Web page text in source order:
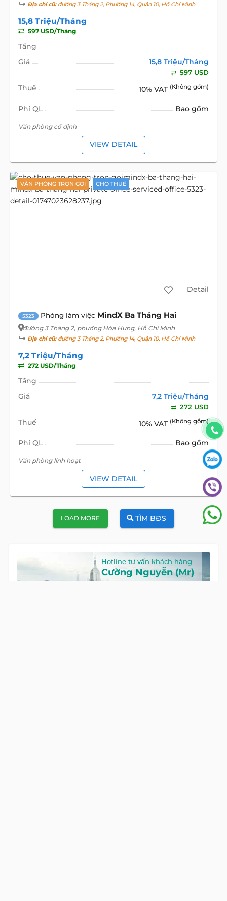
Địa chỉ cũ:đường 3 Tháng 2, Phường 14, Quận 10, Hồ Chí Minh
15,8 Triệu/Tháng
597 USD/Tháng
Tầng
Giá
15,8 Triệu/Tháng
597 USD
Thuế 10% VAT (Không gồm)
Phí QL Bao gồm
Văn phòng cố định
VIEW DETAIL
VĂN PHÒNG TRỌN GÓI CHO THUÊ
Detail
5323 Phòng làm việc MindX Ba Tháng Hai
đường 3 Tháng 2, phường Hòa Hưng, Hồ Chí Minh
Địa chỉ cũ:đường 3 Tháng 2, Phường 14, Quận 10, Hồ Chí Minh
7,2 Triệu/Tháng
272 USD/Tháng
Tầng
Giá
7,2 Triệu/Tháng
272 USD
Thuế 10% VAT (Không gồm)
Phí QL Bao gồm
Văn phòng linh hoạt
VIEW DETAIL
LOAD MORE TÌM BĐS
Hotline tư vấn khách hàng
Cường Nguyễn (Mr)